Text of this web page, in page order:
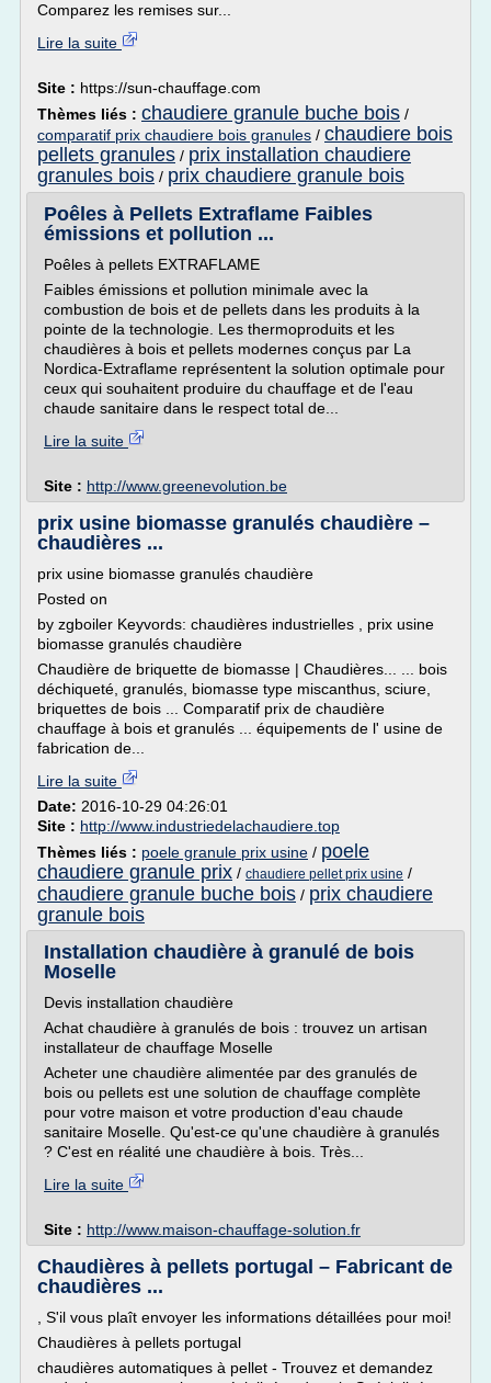
Comparez les remises sur...
Lire la suite
Site : https://sun-chauffage.com
Thèmes liés : chaudiere granule buche bois /
comparatif prix chaudiere bois granules / chaudiere bois
pellets granules / prix installation chaudiere
granules bois / prix chaudiere granule bois
Poêles à Pellets Extraflame Faibles
émissions et pollution ...
Poêles à pellets EXTRAFLAME
Faibles émissions et pollution minimale avec la
combustion de bois et de pellets dans les produits à la
pointe de la technologie. Les thermoproduits et les
chaudières à bois et pellets modernes conçus par La
Nordica-Extraflame représentent la solution optimale pour
ceux qui souhaitent produire du chauffage et de l'eau
chaude sanitaire dans le respect total de...
Lire la suite
Site : http://www.greenevolution.be
prix usine biomasse granulés chaudière –
chaudières ...
prix usine biomasse granulés chaudière
Posted on
by zgboiler Keyvords: chaudières industrielles , prix usine
biomasse granulés chaudière
Chaudière de briquette de biomasse | Chaudières... ... bois
déchiqueté, granulés, biomasse type miscanthus, sciure,
briquettes de bois ... Comparatif prix de chaudière
chauffage à bois et granulés ... équipements de l' usine de
fabrication de...
Lire la suite
Date: 2016-10-29 04:26:01
Site : http://www.industriedelachaudiere.top
Thèmes liés : poele granule prix usine / poele
chaudiere granule prix / chaudiere pellet prix usine /
chaudiere granule buche bois / prix chaudiere
granule bois
Installation chaudière à granulé de bois
Moselle
Devis installation chaudière
Achat chaudière à granulés de bois : trouvez un artisan
installateur de chauffage Moselle
Acheter une chaudière alimentée par des granulés de
bois ou pellets est une solution de chauffage complète
pour votre maison et votre production d'eau chaude
sanitaire Moselle. Qu'est-ce qu'une chaudière à granulés
? C'est en réalité une chaudière à bois. Très...
Lire la suite
Site : http://www.maison-chauffage-solution.fr
Chaudières à pellets portugal – Fabricant de
chaudières ...
, S'il vous plaît envoyer les informations détaillées pour moi!
Chaudières à pellets portugal
chaudières automatiques à pellet - Trouvez et demandez